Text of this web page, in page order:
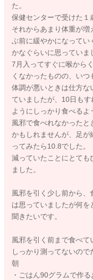
た。
保健センターで受けた
それからあまり体重が
ぶ前に緩やかになってい
かなぐらいに思っていま
7月入ってすぐに喉から
くなかったものの、いつ
体調が悪いときは仕方な
ていましたが、10日も
ようにしっかり食べるよ
風邪で食べれなかった
かもしれませんが、足が
ってみたら10.8でした。
減っていたことにとても
ました。
風邪を引く少し前から
は思っていましたが何
聞きたいです。
風邪を引く前まで食べて
しっかり測ってないので
朝
・ごはん90グラムで作